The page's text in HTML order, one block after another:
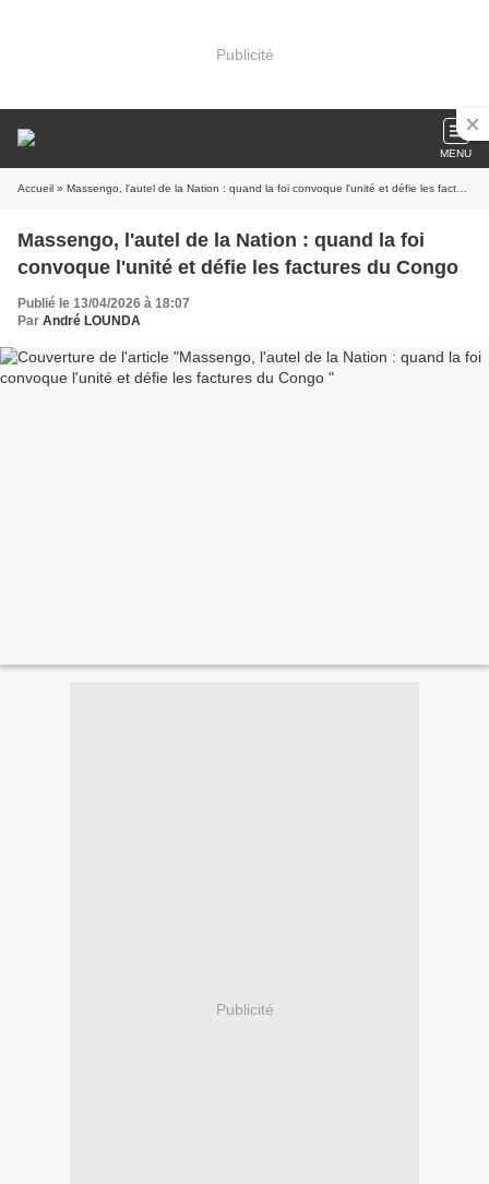
Publicité
MENU
Accueil » Massengo, l'autel de la Nation : quand la foi convoque l'unité et défie les factures du Congo
Massengo, l'autel de la Nation : quand la foi
convoque l'unité et défie les factures du Congo
Publié le 13/04/2026 à 18:07
Par André LOUNDA
Publicité